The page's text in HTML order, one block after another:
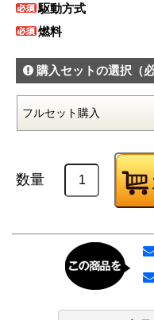
駆動方式
燃料
購入セットの選択 （
数量